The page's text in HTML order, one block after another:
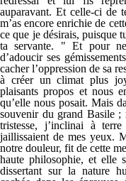
auparavant. Et celle-ci
m’as encore enrichie de
ce que je désirais, puisque
ta servante. " Et pour ne
d’adoucir ses
cacher l’oppression de sa
à créer un climat plus
plaisants propos et nous
qu’elle nous posait. Mais
souvenir du grand Basile ;
tristesse, j’inclinai à
jaillissaient de mes yeux.
notre douleur, fit de cette
haute philosophie, et elle
dissertant sur la nature